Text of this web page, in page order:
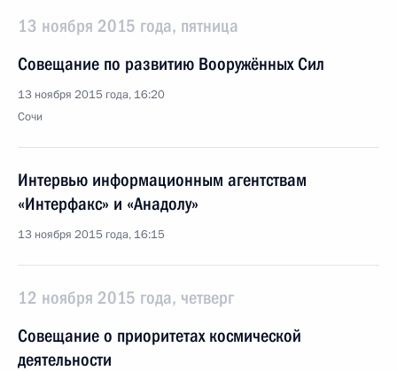
13 ноября 2015 года, пятница
Совещание по развитию Вооружённых Сил
13 ноября 2015 года, 16:20
Сочи
Интервью информационным агентствам
«Интерфакс» и «Анадолу»
13 ноября 2015 года, 16:15
12 ноября 2015 года, четверг
Совещание о приоритетах космической
деятельности